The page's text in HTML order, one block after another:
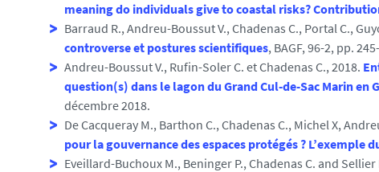
meaning do individuals give to coastal risks?
Barraud R., Andreu-Boussut V., Chadenas C., Portal C.,
controverse et postures scientifiques, BAGF, 96-2, pp.
Andreu-Boussut V., Rufin-Soler C. et Chadenas C., 2018.
question(s) dans le lagon du Grand Cul-de-Sac Marin en
décembre 2018.
De Cacqueray M., Barthon C., Chadenas C., Michel X,
pour la gouvernance des espaces protégés ? L’exemple
Eveillard-Buchoux M., Beninger P., Chadenas C. and Sellier